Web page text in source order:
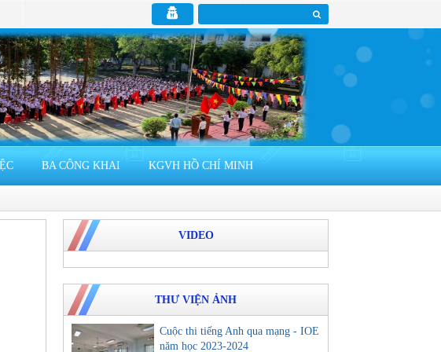
BA CÔNG KHAI KGVH HỒ CHÍ MINH
VIDEO
THƯ VIỆN ẢNH
Cuộc thi tiếng Anh qua mạng - IOE
năm học 2023-2024